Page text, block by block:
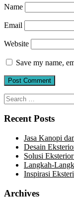
Name
Email
Website
Save my name,
Search
for:
Recent Posts
Jasa Kanopi
Desain
Solusi
Langkah-
Inspirasi
Archives